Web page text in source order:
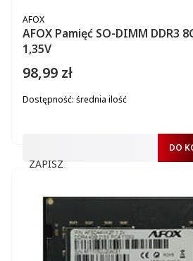
AFOX Pamięć SO-DIMM DDR3
1,35V
PRODUCENT
AFOX
Cena
98,99 zł
Dostępność: średnia ilość
ZAPISZ
DO